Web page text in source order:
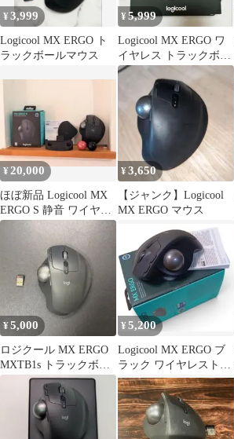
¥3,999
Logicool MX ERGO ト
ラックボールマウス
¥5,999
Logicool MX ERGO ワ
イヤレス トラックボー
ル 本体
¥20,000
ほぼ新品 Logicool MX
ERGO S 静音 ワイヤレ
ス トラックボール
¥3,650
【ジャンク】Logicool
MX ERGO マウス
¥5,000
ロジクール MX ERGO
MXTB1s トラックボー
ルマウス レシーバー付
¥ 5,200
Logicool MX ERGO ブ
ラック ワイヤレストラ
ックボールマウス